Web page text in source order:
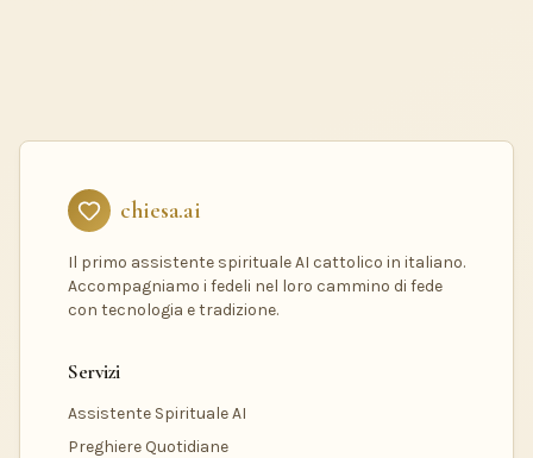
chiesa.ai
Il primo assistente spirituale AI cattolico in italiano.
Accompagniamo i fedeli nel loro cammino di fede
con tecnologia e tradizione.
Servizi
Assistente Spirituale AI
Preghiere Quotidiane